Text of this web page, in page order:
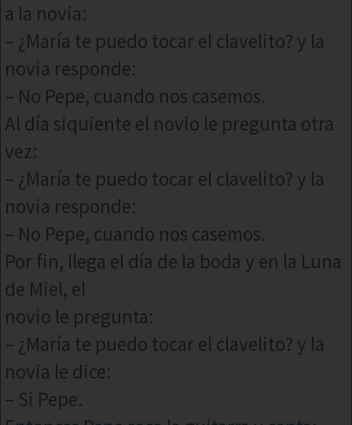
a la novia:
– ¿María te puedo tocar el clavelito? y la
novia responde:
– No Pepe, cuando nos casemos.
Al día siquiente el novio le pregunta otra
vez:
– ¿María te puedo tocar el clavelito? y la
novia responde:
– No Pepe, cuando nos casemos.
Por fin, llega el día de la boda y en la Luna
de Miel, el
novio le pregunta:
– ¿María te puedo tocar el clavelito? y la
novia le dice:
– Si Pepe.